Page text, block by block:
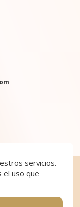
servicios.
el uso que
de Privacidad
Palmas